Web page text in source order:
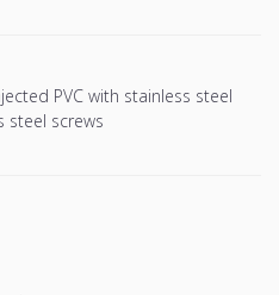
PVC with stainless steel
steel screws